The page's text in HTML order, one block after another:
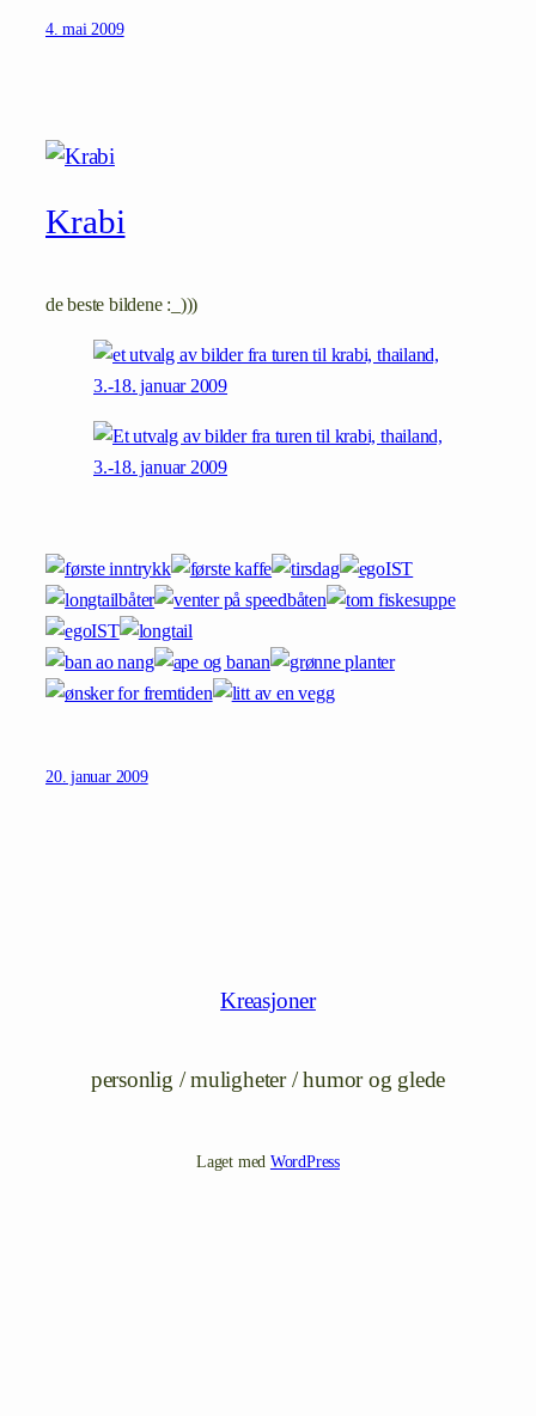
4. mai 2009
Krabi
de beste bildene :_)))
20. januar 2009
Kreasjoner
personlig / muligheter / humor og glede
Laget med WordPress